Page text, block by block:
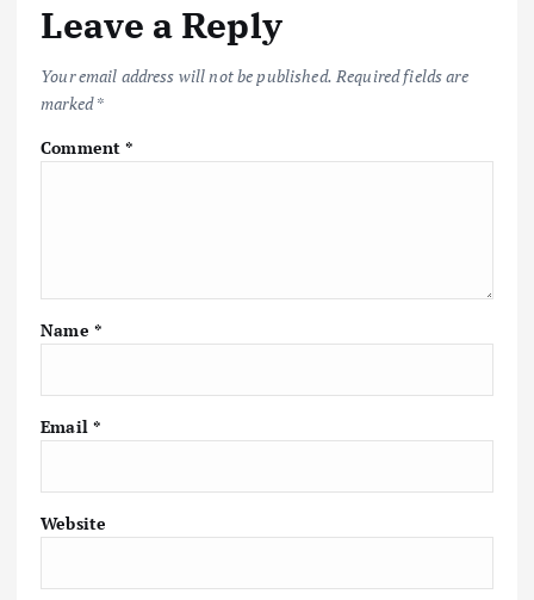
Leave a Reply
Your email address will not be published. Required fields are
marked*
Comment*
Name *
Email *
Website